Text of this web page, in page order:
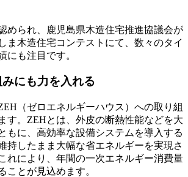
められ、鹿児島県木造住宅推進協議会が
ま木造住宅コンテストにて、数々のタイ
にも注目です。
にも力を入れる
（ゼロエネルギーハウス）への取り組
す。ZEHとは、外皮の断熱性能などを大
もに、高効率な設備システムを導入する
持したまま大幅な省エネルギーを実現さ
れにより、年間の一次エネルギー消費量
ことが見込めます。